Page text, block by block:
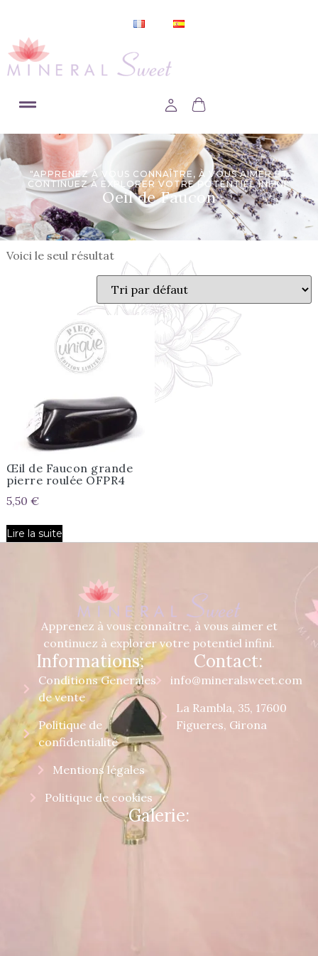
"APPRENEZ À VOUS CONNAÎTRE, À VOUS AIMER ET
CONTINUEZ À EXPLORER VOTRE POTENTIEL INFINI"
Oeil de Faucon
Voici le seul résultat
Œil de Faucon grande
pierre roulée OFPR4
5,50 €
Lire la suite
Apprenez à vous connaître, à vous aimer et
continuez à explorer votre potentiel infini.
Informations:
Conditions Generales
de vente
Politique de
confidentialité
Mentions légales
Politique de cookies
Contact:
info@mineralsweet.com
La Rambla, 35, 17600
Figueres, Girona
Galerie: